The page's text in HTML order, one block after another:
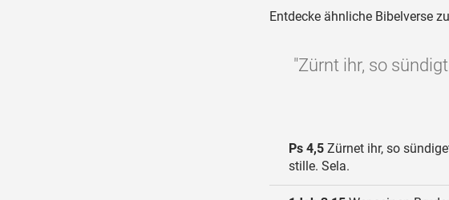
Entdecke ähnliche Bibelverse zu
"Zürnt ihr, so
Ps 4,5 Zürnet ihr, so
stille. Sela.